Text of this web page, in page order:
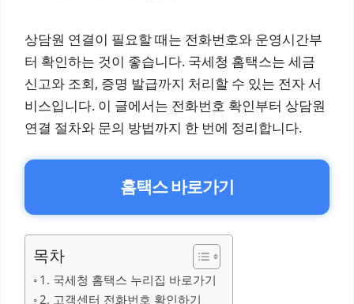
상담원 연결이 필요할 때는 전화번호와 운영시간부
터 확인하는 것이 좋습니다. 국세청 홈택스는 세금
신고와 조회, 증명 발급까지 처리할 수 있는 전자 서
비스입니다. 이 글에서는 전화번호 확인부터 상담원
연결 절차와 문의 방법까지 한 번에 정리합니다.
홈택스 바로가기
목차
1. 국세청 홈택스 누리집 바로가기
2. 고객센터 전화번호 확인하기